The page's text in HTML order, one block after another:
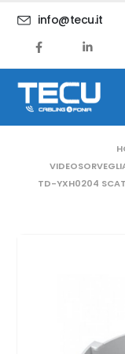
info@tecu.it
TD-YXH0204